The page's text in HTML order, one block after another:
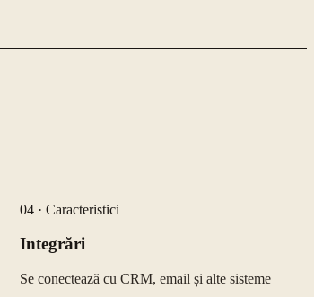
04 · Caracteristici
Integrări
Se conectează cu CRM, email și alte sisteme